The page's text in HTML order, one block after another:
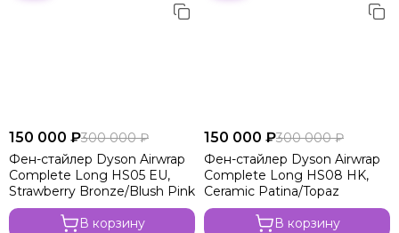
150 000 ₽300 000 ₽
Фен-стайлер Dyson Airwrap
Complete Long HS05 EU,
Strawberry Bronze/Blush Pink
В корзину
150 000 ₽300 000 ₽
Фен-стайлер Dyson Airwrap
Complete Long HS08 HK,
Ceramic Patina/Topaz
В корзину